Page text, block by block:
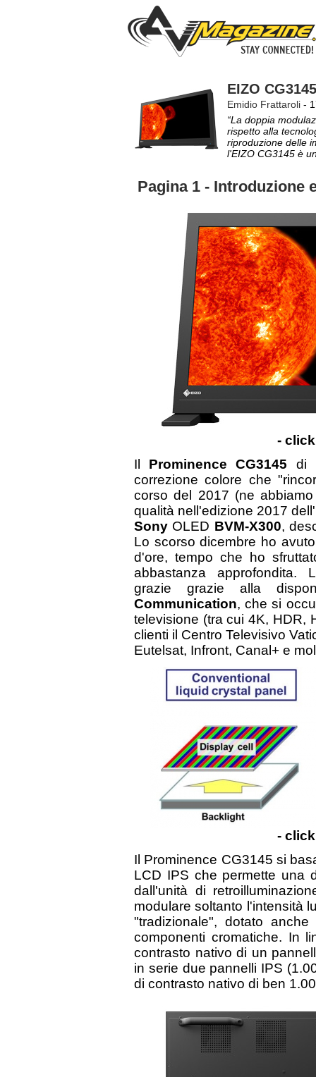
EIZO
Emidio Frattaroli -
“La doppia
rispetto alla
riproduzione delle
l'EIZO CG3145 è
Pagina 1 - Introduzione
-
Il
Prominence CG3145 di
correzione colore che
corso del 2017 (ne
qualità nell'edizione 2017
Sony OLED BVM-X300,
Lo scorso dicembre ho
d'ore, tempo che ho
abbastanza approfondita.
grazie grazie alla
Communication, che si
televisione (tra cui 4K, HDR,
clienti il Centro Televisivo
Eutelsat, Infront, Canal+ e
-
Il Prominence CG3145 si
LCD IPS che permette una
dall'unità di
modulare soltanto l'intensità
"tradizionale", dotato
componenti cromatiche. In
contrasto nativo di un
in serie due pannelli IPS
di contrasto nativo di ben